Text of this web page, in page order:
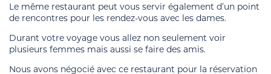
Le même restaurant peut vous servir également d’un point
de rencontres pour les rendez-vous avec les dames.
Durant votre voyage vous allez non seulement voir
plusieurs femmes mais aussi se faire des amis.
Nous avons négocié avec ce restaurant pour la réservation